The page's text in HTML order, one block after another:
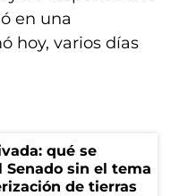
en una
hoy, varios días
qué se
Senado sin el tema
de tierras